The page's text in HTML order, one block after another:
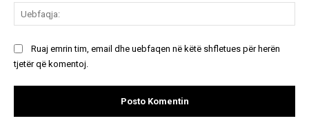
Ruaj emrin tim, email dhe uebfaqen në këtë shfletues për herën
tjetër që komentoj.